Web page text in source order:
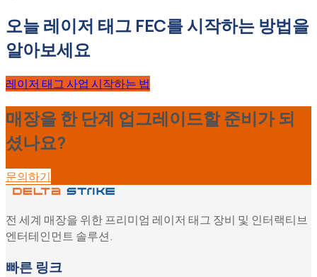
오늘 레이저 태그 FEC를 시작하는 방법을
알아보세요
레이저 태그 사업 시작하는 법
매장을 한 단계 업그레이드할 준비가 되
셨나요?
문의하기
전 세계 매장을 위한 프리미엄 레이저 태그 장비 및 인터랙티브
엔터테인먼트 솔루션.
빠른 링크